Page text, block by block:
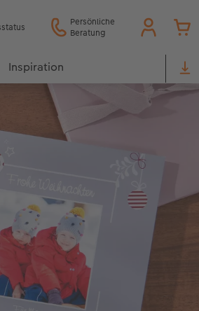
Persönliche
Beratung
Inspiration